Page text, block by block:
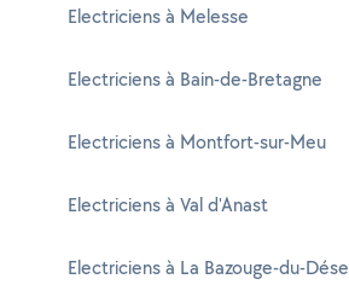
Electriciens à Melesse
Electriciens à Bain-de-Bretagne
Electriciens à Montfort-sur-Meu
Electriciens à Val d'Anast
Electriciens à La Bazouge-du-